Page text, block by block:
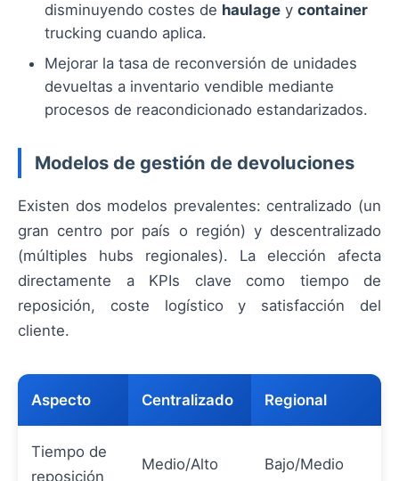
disminuyendo costes de haulage y container
trucking cuando aplica.
Mejorar la tasa de reconversión de unidades
devueltas a inventario vendible mediante
procesos de reacondicionado estandarizados.
Modelos de gestión de devoluciones
Existen dos modelos prevalentes: centralizado (un
gran centro por país o región) y descentralizado
(múltiples hubs regionales). La elección afecta
directamente a KPIs clave como tiempo de
reposición, coste logístico y satisfacción del
cliente.
Aspecto Centralizado Regional
Tiempo de
reposición
Medio/Alto Bajo/Medio